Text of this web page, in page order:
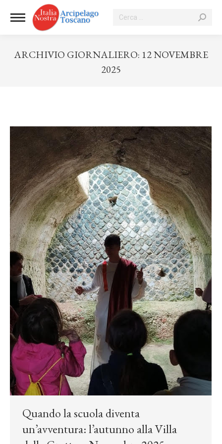
Cerca:
ARCHIVIO GIORNALIERO: 12 NOVEMBRE
2025
Quando la scuola diventa
un’avventura: l’autunno alla Villa